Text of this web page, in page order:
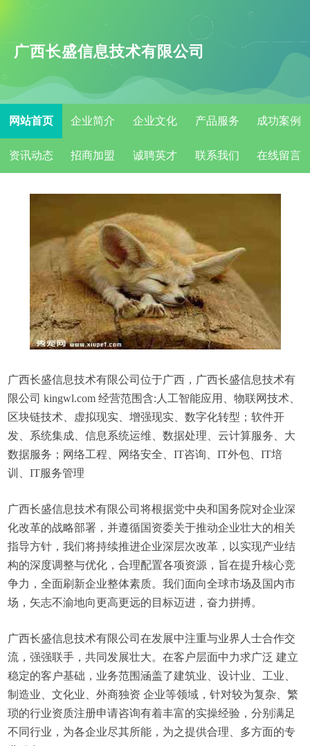
广西长盛信息技术有限公司
网站首页 企业简介 企业文化 产品服务 成功案例
资讯动态 招商加盟 诚聘英才 联系我们 在线留言
广西长盛信息技术有限公司位于广西，广西长盛信息技术有
限公司 kingwl.com 经营范围含:人工智能应用、物联网技术、
区块链技术、虚拟现实、增强现实、数字化转型；软件开
发、系统集成、信息系统运维、数据处理、云计算服务、大
数据服务；网络工程、网络安全、IT咨询、IT外包、IT培
训、IT服务管理
广西长盛信息技术有限公司将根据党中央和国务院对企业深
化改革的战略部署，并遵循国资委关于推动企业壮大的相关
指导方针，我们将持续推进企业深层次改革，以实现产业结
构的深度调整与优化，合理配置各项资源，旨在提升核心竞
争力，全面刷新企业整体素质。我们面向全球市场及国内市
场，矢志不渝地向更高更远的目标迈进，奋力拼搏。
广西长盛信息技术有限公司在发展中注重与业界人士合作交
流，强强联手，共同发展壮大。在客户层面中力求广泛 建立
稳定的客户基础，业务范围涵盖了建筑业、设计业、工业、
制造业、文化业、外商独资 企业等领域，针对较为复杂、繁
琐的行业资质注册申请咨询有着丰富的实操经验，分别满足
不同行业，为各企业尽其所能，为之提供合理、多方面的专